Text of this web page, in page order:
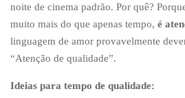
noite de cinema padrão. Por quê?
muito mais do que apenas tempo, é
linguagem de amor provavelmente
“Atenção de qualidade”.
Ideias para tempo de qualidade: